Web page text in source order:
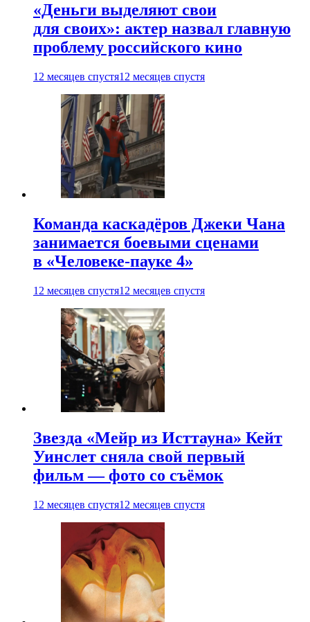
«Деньги выделяют свои
для своих»: актер назвал главную
проблему российского кино
12 месяцев спустя12 месяцев спустя
Команда каскадёров Джеки Чана
занимается боевыми сценами
в «Человеке-пауке 4»
12 месяцев спустя12 месяцев спустя
Звезда «Мейр из Исттауна» Кейт
Уинслет сняла свой первый
фильм — фото со съёмок
12 месяцев спустя12 месяцев спустя